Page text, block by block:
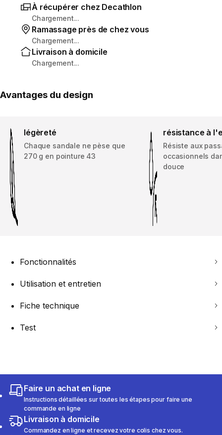
À récupérer chez Decathlon
Chargement...
Ramassage près de chez vous
Chargement...
Livraison à domicile
Chargement...
Avantages du design
légèreté
Chaque sandale ne pèse que
270 g en pointure 43
résistance à
Résiste aux
occasionnels
douce
Fonctionnalités
Utilisation et entretien
Fiche technique
Test
Faire un achat en ligne
Instructions détaillées sur toutes les étapes pour faire une
commande en ligne
Livraison à domicile
Commandez en ligne et recevez votre colis chez vous.